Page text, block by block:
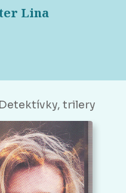
Lina
Detektívky, trilery